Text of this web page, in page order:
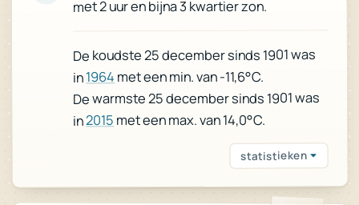
met 2 uur en bijna 3 kwartier zon.
De koudste 25 december sinds 1901 was
in1964 met een min. van -11,6°C.
De warmste 25 december sinds 1901 was
in2015 met een max. van 14,0°C.
statistieken